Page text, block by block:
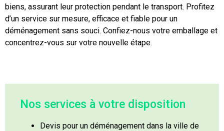
biens, assurant leur protection pendant le transport. Profitez
d’un service sur mesure, efficace et fiable pour un
déménagement sans souci. Confiez-nous votre emballage et
concentrez-vous sur votre nouvelle étape.
Nos services à votre disposition
Devis pour un déménagement dans la ville de